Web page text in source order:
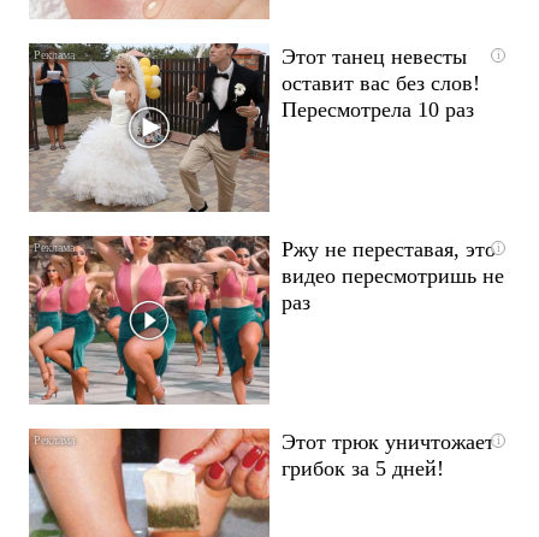
i
Этот танец невесты
оставит вас без слов!
Пересмотрела 10 раз
i
Ржу не переставая, это
видео пересмотришь не
раз
i
Этот трюк уничтожает
грибок за 5 дней!